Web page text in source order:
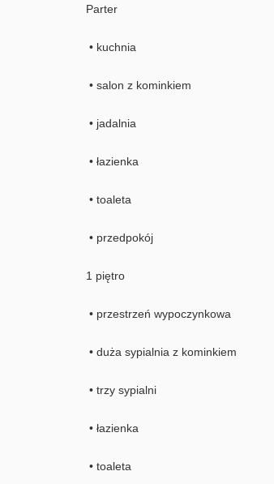
Parter
• kuchnia
• salon z kominkiem
• jadalnia
• łazienka
• toaleta
• przedpokój
1 piętro
• przestrzeń wypoczynkowa
• duża sypialnia z kominkiem
• trzy sypialni
• łazienka
• toaleta